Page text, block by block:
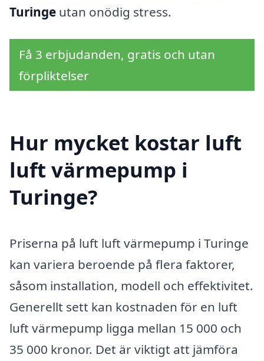
Turinge utan onödig stress.
Få 3 erbjudanden, gratis och utan
förpliktelser
Hur mycket kostar luft
luft värmepump i
Turinge?
Priserna på luft luft värmepump i Turinge
kan variera beroende på flera faktorer,
såsom installation, modell och effektivitet.
Generellt sett kan kostnaden för en luft
luft värmepump ligga mellan 15 000 och
35 000 kronor. Det är viktigt att jämföra